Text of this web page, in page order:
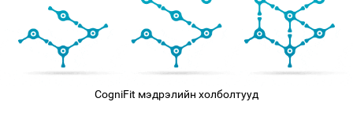
CogniFit мэдрэлийн холболтууд